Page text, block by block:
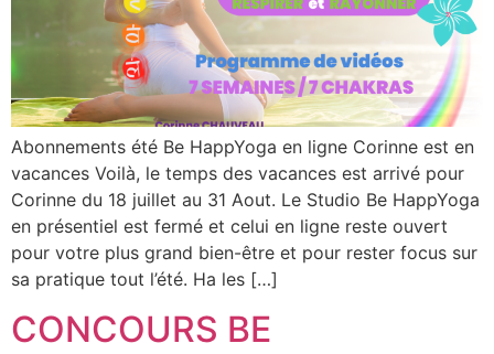
Abonnements été Be HappYoga en ligne Corinne est en
vacances Voilà, le temps des vacances est arrivé pour
Corinne du 18 juillet au 31 Aout. Le Studio Be HappYoga
en présentiel est fermé et celui en ligne reste ouvert
pour votre plus grand bien-être et pour rester focus sur
sa pratique tout l’été. Ha les […]
CONCOURS BE